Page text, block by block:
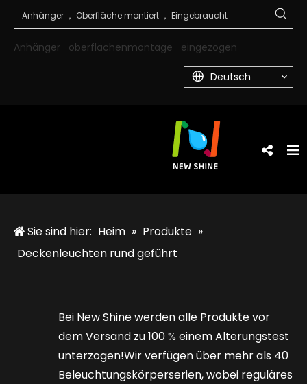
Anhänger oberflächenmontage eingezogen
Deutsch
Sie sind hier: Heim » Produkte »
Deckenleuchten rund geführt
Bei New Shine werden alle Produkte vor
dem Versand zu 100 % einem Alterungstest
unterzogen!Wir verfügen über mehr als 40
Beleuchtungskörperserien, wobei reguläres